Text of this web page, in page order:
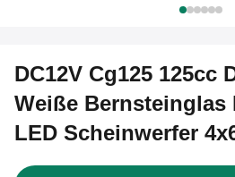
DC12V Cg125 125cc
Weiße Bernsteinglas
LED Scheinwerfer